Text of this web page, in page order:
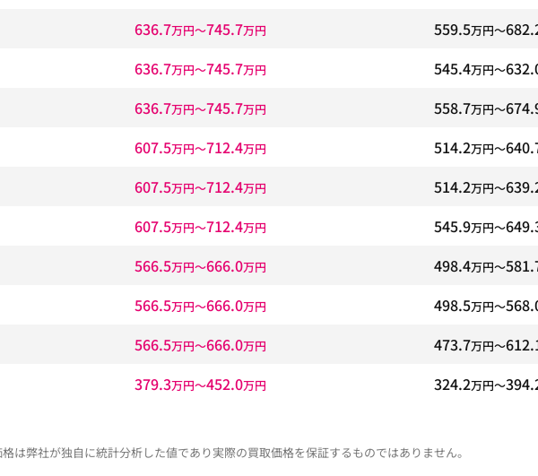
636.7万円〜745.7万円 559.5万円〜
636.7万円〜745.7万円 545.4万円〜
636.7万円〜745.7万円 558.7万円〜
607.5万円〜712.4万円 514.2万円〜
607.5万円〜712.4万円 514.2万円〜
607.5万円〜712.4万円 545.9万円〜
566.5万円〜666.0万円 498.4万円〜
566.5万円〜666.0万円 498.5万円〜
566.5万円〜666.0万円 473.7万円〜
379.3万円〜452.0万円 324.2万円〜
は弊社が独自に統計分析した値であり実際の買取価格を保証するものではありません。